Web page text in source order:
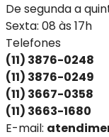
De segunda a
Sexta: 08 às 17h
Telefones
(11) 3876-0248
(11) 3876-0249
(11) 3667-0358
(11) 3663-1680
E-mail: